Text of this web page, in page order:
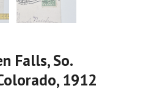
Falls, So.
1912